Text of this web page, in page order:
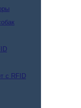
с RFID